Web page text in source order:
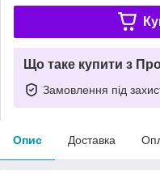
Що таке купити з
Замовлення під
Опис Доставка